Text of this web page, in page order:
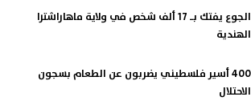
الجوع يفتك بـ 17 ألف شخص في ولاية ماهاراشترا
الهندية
400 أسير فلسطيني يضربون عن الطعام بسجون
الاحتلال